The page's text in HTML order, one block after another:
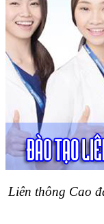
Liên thông Cao